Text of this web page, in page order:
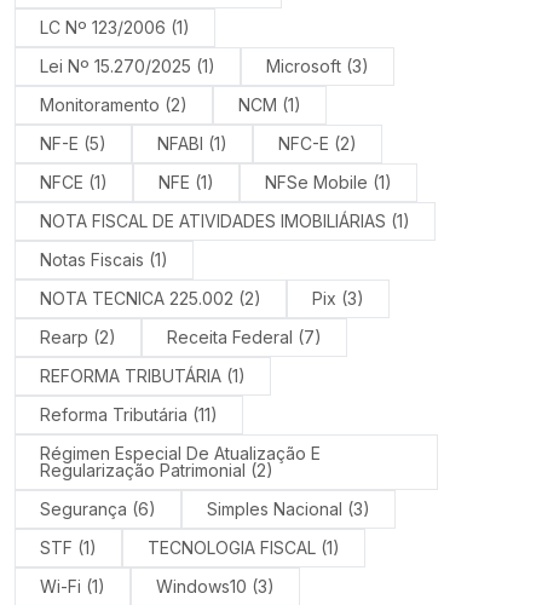
LC Nº 123/2006 (1)
Lei Nº 15.270/2025 (1) Microsoft (3)
Monitoramento (2) NCM (1)
NF-E (5) NFABI (1) NFC-E (2)
NFCE (1) NFE (1) NFSe Mobile (1)
NOTA FISCAL DE ATIVIDADES IMOBILIÁRIAS (1)
Notas Fiscais (1)
NOTA TECNICA 225.002 (2) Pix (3)
Rearp (2) Receita Federal (7)
REFORMA TRIBUTÁRIA (1)
Reforma Tributária (11)
Régimen Especial De Atualização E
Regularização Patrimonial (2)
Segurança (6) Simples Nacional (3)
STF (1) TECNOLOGIA FISCAL (1)
Wi-Fi (1) Windows10 (3)